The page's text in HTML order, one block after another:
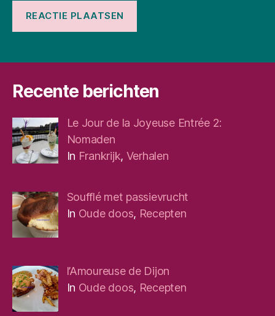
Recente berichten
Le Jour de la Joyeuse Entrée 2:
Nomaden
In Frankrijk, Verhalen
Soufflé met passievrucht
In Oude doos, Recepten
l’Amoureuse de Dijon
In Oude doos, Recepten